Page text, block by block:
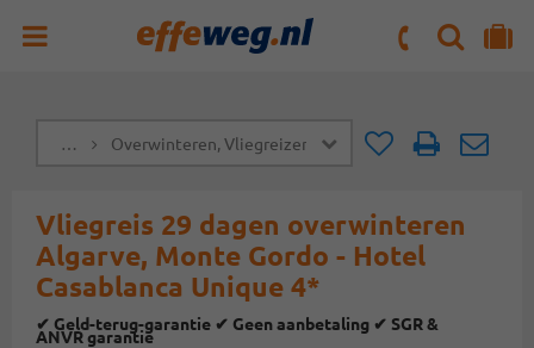
ZOEKENNAAR 'MIJN REIS' OMGEVING
… Overwinteren, Vliegreizen, Winterreizen Doorsturen
Vliegreis 29 dagen overwinteren
Algarve, Monte Gordo - Hotel
Casablanca Unique 4*
✔ Geld-terug-garantie ✔ Geen aanbetaling ✔ SGR &
ANVR garantie